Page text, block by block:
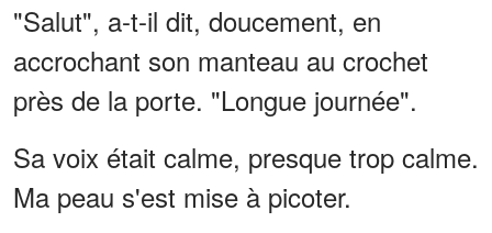
"Salut", a-t-il dit, doucement, en
accrochant son manteau au crochet
près de la porte. "Longue journée".
Sa voix était calme, presque trop calme.
Ma peau s'est mise à picoter.